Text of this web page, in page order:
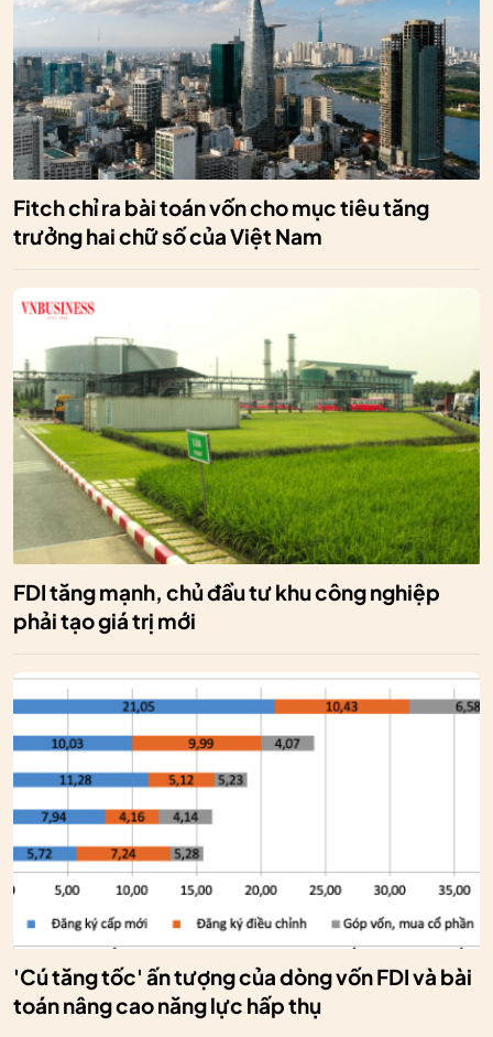
Fitch chỉ ra bài toán vốn cho mục tiêu tăng
trưởng hai chữ số của Việt Nam
FDI tăng mạnh, chủ đầu tư khu công nghiệp
phải tạo giá trị mới
'Cú tăng tốc' ấn tượng của dòng vốn FDI và bài
toán nâng cao năng lực hấp thụ